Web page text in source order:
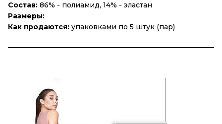
Состав: 86% - полиамид, 14% - эластан
Размеры:
Как продаются: упаковками по 5 штук (пар)